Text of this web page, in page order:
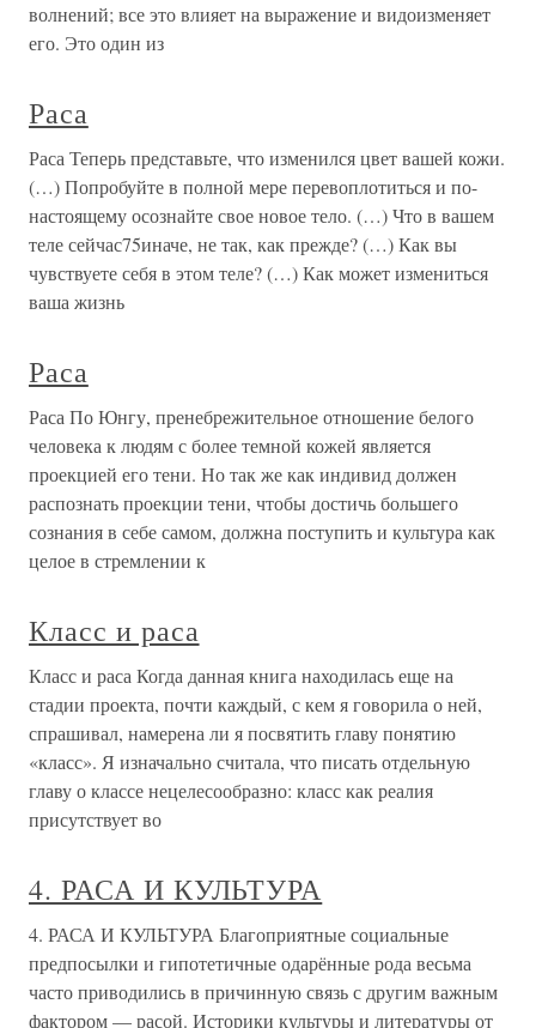
волнений; все это влияет на выражение и видоизменяет
его. Это один из
Раса
Раса Теперь представьте, что изменился цвет вашей кожи.
(…) Попробуйте в полной мере перевоплотиться и по-
настоящему осознайте свое новое тело. (…) Что в вашем
теле сейчас75иначе, не так, как прежде? (…) Как вы
чувствуете себя в этом теле? (…) Как может измениться
ваша жизнь
Раса
Раса По Юнгу, пренебрежительное отношение белого
человека к людям с более темной кожей является
проекцией его тени. Но так же как индивид должен
распознать проекции тени, чтобы достичь большего
сознания в себе самом, должна поступить и культура как
целое в стремлении к
Класс и раса
Класс и раса Когда данная книга находилась еще на
стадии проекта, почти каждый, с кем я говорила о ней,
спрашивал, намерена ли я посвятить главу понятию
«класс». Я изначально считала, что писать отдельную
главу о классе нецелесообразно: класс как реалия
присутствует во
4. РАСА И КУЛЬТУРА
4. РАСА И КУЛЬТУРА Благоприятные социальные
предпосылки и гипотетичные одарённые рода весьма
часто приводились в причинную связь с другим важным
фактором — расой. Историки культуры и литературы от